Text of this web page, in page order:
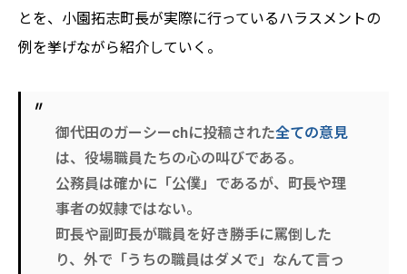
とを、小園拓志町長が実際に行っているハラスメントの
例を挙げながら紹介していく。
御代田のガーシーchに投稿された全ての意見
は、役場職員たちの心の叫びである。
公務員は確かに「公僕」であるが、町長や理
事者の奴隷ではない。
町長や副町長が職員を好き勝手に罵倒した
り、外で「うちの職員はダメで」なんて言っ